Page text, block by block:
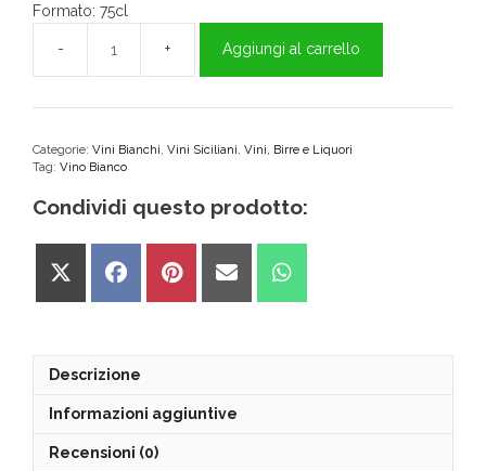
Formato: 75cl
Talia
Grillo
75cl
MOKARTA
Aggiungi al carrello
Categorie: Vini Bianchi Vini Siciliani Vini, Birre e Liquori
Tag: Vino Bianco
Condividi questo prodotto:
Share
Share
Share
Share
Share
Descrizione
Informazioni aggiuntive
Recensioni (0)